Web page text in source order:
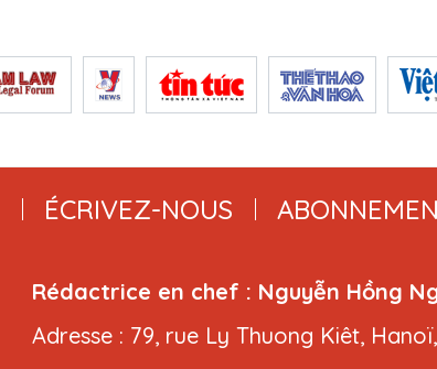
ÉCRIVEZ-NOUS
Rédactrice en chef : Nguyễn Hồng
Adresse : 79, rue Ly Thuong Kiêt,